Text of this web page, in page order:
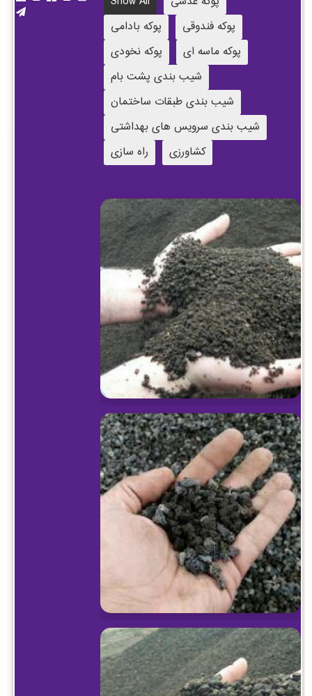
پوکه بادامی
پوکه فندوقی
پوکه نخودی
پوکه ماسه ای
شیب بندی پشت بام
شیب بندی طبقات ساختمان
شیب بندی سرویس های بهداشتی
راه سازی
کشاورزی